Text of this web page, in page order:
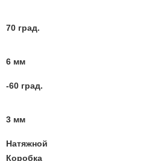
70 град.
6 мм
-60 град.
3 мм
Натяжной
Коробка